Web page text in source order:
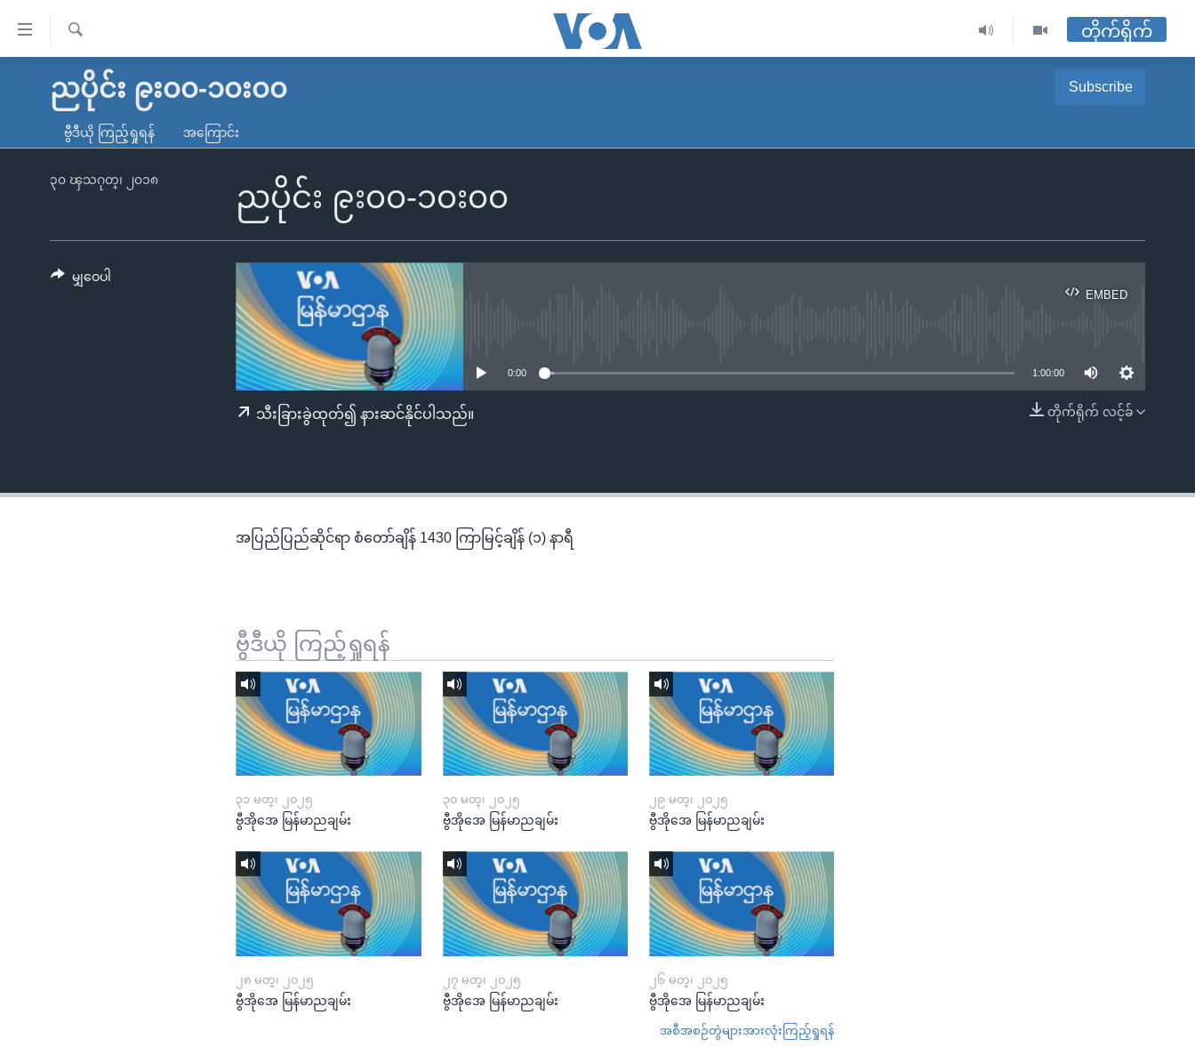
လွယ်ကူ
သည့်
ကျော်
မူလစာမျက်နှာ
ကမ္ဘာ့သတင်းများ
နိုင်ငံတကာ
တရုတ်
အစ္စရေး-ပါလက်စတိုင်း
ရပ်ဝန်းတခု လမ်းတခု အလွန်
အင်္ဂလိပ်စာလေ့လာမယ်
ရ
လာ
တိုက်ရိုက်
ညပိုင်း ၉း၀၀-၁၀း၀၀ Subscribe
Spotify
ဗွီဒီယို ကြည့်ရှုရန် အကြောင်း
ညပိုင်း ၉း၀၀-၁၀း၀၀
၃၀ ၾသဂုတ္၊ ၂၀၁၈
EMBED
EMBED
0:00 1:00:00
တိုက်ရိုက် လင့်ခ်
သီးခြားခွဲထုတ်၍ နားဆင်နိုင်ပါသည်။
မျှဝေပါ
အပြည်ပြည်ဆိုင်ရာ စံတော်ချိန် 1430 ကြာမြင့်ချိန် (၁) နာရီ
ဗွီဒီယို ကြည့်ရှုရန်
၃၁ မတ္၊ ၂၀၂၅
ဗွီအိုအေ မြန်မာညချမ်း
၃၀ မတ္၊ ၂၀၂၅
ဗွီအိုအေ မြန်မာညချမ်း
၂၉ မတ္၊ ၂၀၂၅
ဗွီအိုအေ မြန်မာညချမ်း
၂၈ မတ္၊ ၂၀၂၅
ဗွီအိုအေ မြန်မာညချမ်း
၂၇ မတ္၊ ၂၀၂၅
ဗွီအိုအေ မြန်မာညချမ်း
၂၆ မတ္၊ ၂၀၂၅
ဗွီအိုအေ မြန်မာညချမ်း
အစီအစဉ်တွဲများအားလုံးကြည့်ရှုရန်